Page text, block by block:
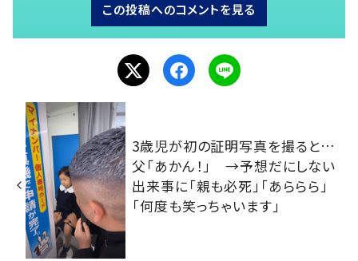
この投稿へのコメントを見る
3歳児が初の証明写真を撮ると…
父「あかん！」 →予想だにしない
出来事に「親も必死」「あららら」
「何度も笑っちゃいます」